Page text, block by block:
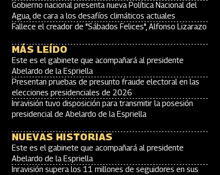
Gobierno nacional presenta nueva Política Nacional del
Agua, de cara a los desafíos climáticos actuales
Fallece el creador de "Sábados Felices", Alfonso Lizarazo
MÁS LEÍDO
Este es el gabinete que acompañará al presidente
Abelardo de la Espriella
Presentan pruebas de presunto fraude electoral en las
elecciones presidenciales de 2026
Inravisión tuvo disposición para transmitir la posesión
presidencial de Abelardo de la Espriella
NUEVAS HISTORIAS
Este es el gabinete que acompañará al presidente
Abelardo de la Espriella
Inravisión supera los 11 millones de seguidores en sus